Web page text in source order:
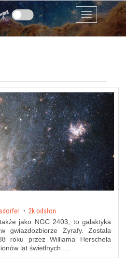
Menu
2k odsłon
jako NGC 2403, to galaktyka
gwiazdozbiorze Żyrafy. Została
roku przez Williama Herschela
lat świetlnych …